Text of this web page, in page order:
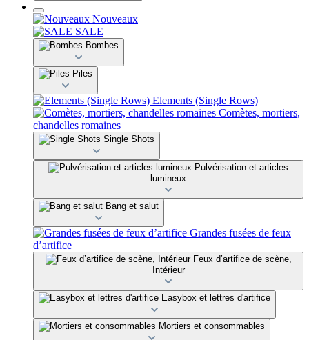
Nouveaux
SALE
Bombes
Piles
Elements (Single Rows)
Comètes, mortiers,
chandelles romaines
Single Shots
Pulvérisation et articles
lumineux
Bang et salut
Grandes fusées de feux
d’artifice
Feux d’artifice de scène,
Intérieur
Easybox et lettres d'artifice
Mortiers et consommables